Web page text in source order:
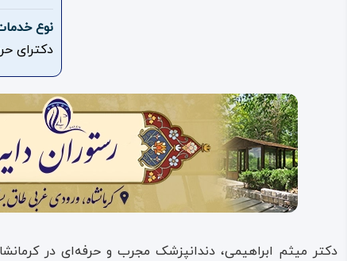
نوع
دکترای
دکتر میثم ابراهیمی، دندانپزشک مجرب و حرفه‌ای در